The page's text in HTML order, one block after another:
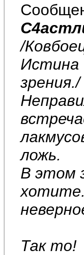
/
Истина
зрения./
ложь.
В этом
Так то!